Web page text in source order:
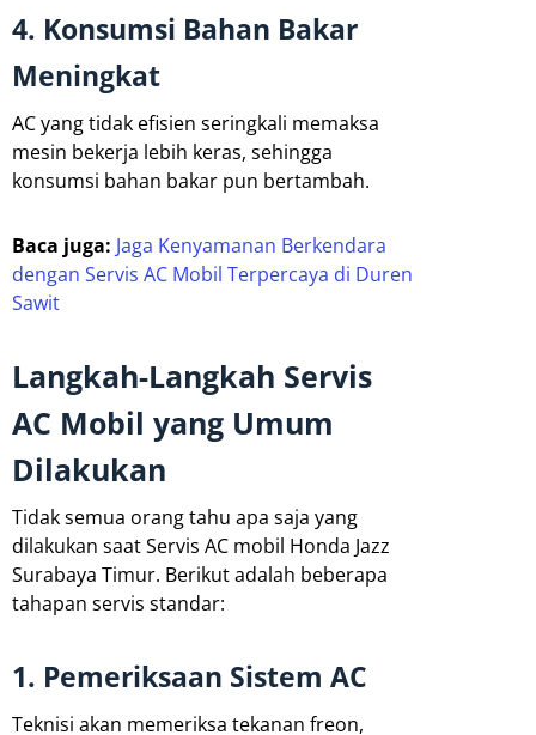
4. Konsumsi Bahan Bakar
Meningkat
AC yang tidak efisien seringkali memaksa
mesin bekerja lebih keras, sehingga
konsumsi bahan bakar pun bertambah.
Baca juga: Jaga Kenyamanan Berkendara
dengan Servis AC Mobil Terpercaya di Duren
Sawit
Langkah-Langkah Servis
AC Mobil yang Umum
Dilakukan
Tidak semua orang tahu apa saja yang
dilakukan saat Servis AC mobil Honda Jazz
Surabaya Timur. Berikut adalah beberapa
tahapan servis standar:
1. Pemeriksaan Sistem AC
Teknisi akan memeriksa tekanan freon,